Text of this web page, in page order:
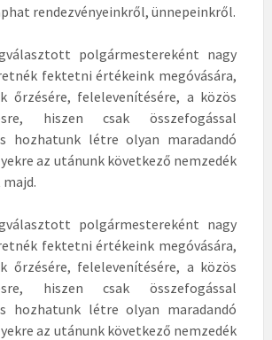
rendezvényeinkről, ünnepeinkről.
polgármestereként nagy
fektetni értékeink megóvására,
őrzésére, felelevenítésére, a közös
hiszen csak összefogással
hozhatunk létre olyan maradandó
az utánunk következő nemzedék
polgármestereként nagy
fektetni értékeink megóvására,
őrzésére, felelevenítésére, a közös
hiszen csak összefogással
hozhatunk létre olyan maradandó
az utánunk következő nemzedék